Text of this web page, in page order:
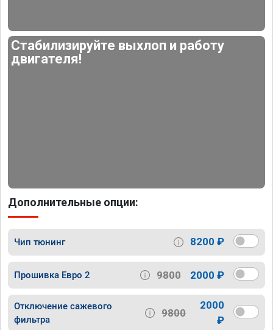
Стабилизируйте выхлоп и работу
двигателя!
Дополнительные опции:
Чип тюнинг 8200 ₽
Прошивка Евро 2 9800 2000 ₽
Отключение сажевого
фильтра
9800
2000
₽